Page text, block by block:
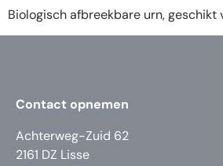
Biologisch afbreekbare urn, geschikt
Contact opnemen
Achterweg-Zuid 62
2161 DZ Lisse